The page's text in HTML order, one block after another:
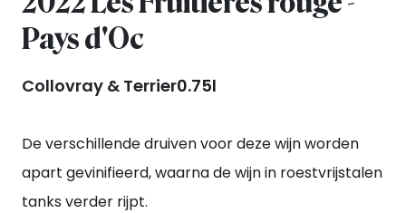
Pays d'Oc
Collovray & Terrier0.75l
De verschillende druiven voor deze wijn worden
apart gevinifieerd, waarna de wijn in roestvrijstalen
tanks verder rijpt.